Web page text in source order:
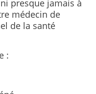
presque jamais à
médecin de
de la santé
: